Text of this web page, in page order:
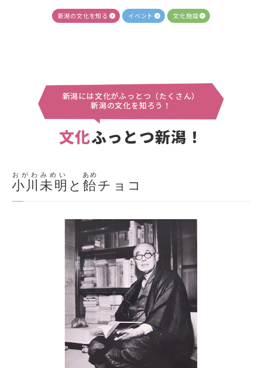
新潟の文化を知る イベント 文化施設
新潟には文化がふっとつ（たくさん）
新潟の文化を知ろう！
文化ふっとつ新潟！
小川未明
おがわみめい
と 飴
あめ
チョコ